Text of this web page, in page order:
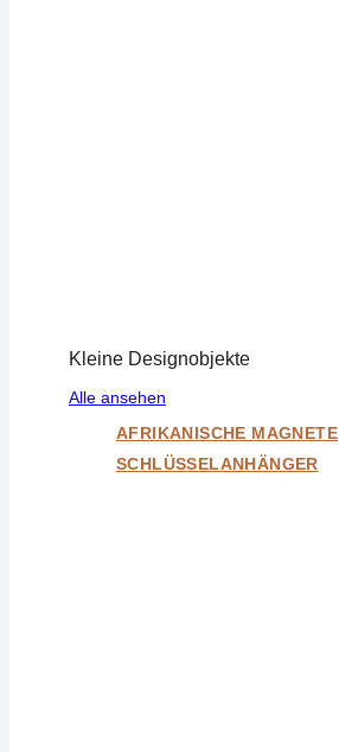
Kleine Designobjekte
Alle ansehen
AFRIKANISCHE MAGNETE
SCHLÜSSELANHÄNGER